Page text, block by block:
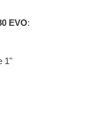
EVO:
1"